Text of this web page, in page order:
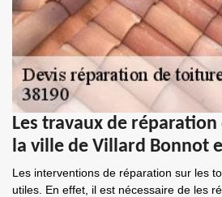
Les travaux de
la ville de Villard Bonnot
Les interventions de réparation sur les
utiles. En effet, il est nécessaire de les